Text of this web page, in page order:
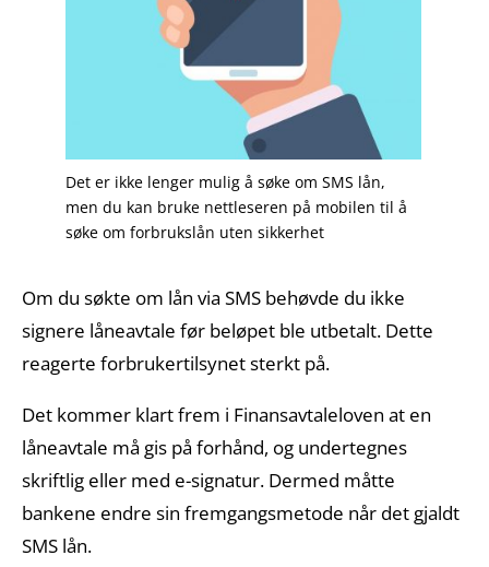
Det er ikke lenger mulig å søke om SMS lån,
men du kan bruke nettleseren på mobilen til å
søke om forbrukslån uten sikkerhet
Om du søkte om lån via SMS behøvde du ikke
signere låneavtale før beløpet ble utbetalt. Dette
reagerteforbrukertilsynetsterkt på.
Det kommer klart frem i Finansavtaleloven at en
låneavtale må gis på forhånd, og undertegnes
skriftlig eller med e-signatur. Dermed måtte
bankene endre sin fremgangsmetode når det gjaldt
SMS lån.